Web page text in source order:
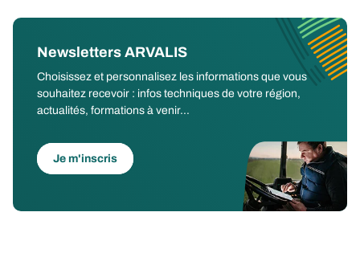
Newsletters ARVALIS
Choisissez et personnalisez les informations que vous
souhaitez recevoir : infos techniques de votre région,
actualités, formations à venir...
Je m'inscris